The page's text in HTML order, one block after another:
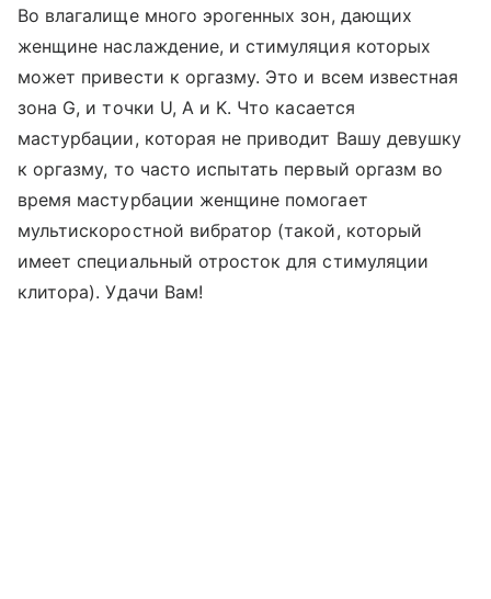
Во влагалище много эрогенных зон, дающих
женщине наслаждение, и стимуляция которых
может привести к оргазму. Это и всем известная
зона G, и точки U, A и K. Что касается
мастурбации, которая не приводит Вашу девушку
к оргазму, то часто испытать первый оргазм во
время мастурбации женщине помогает
мультискоростной вибратор (такой, который
имеет специальный отросток для стимуляции
клитора). Удачи Вам!